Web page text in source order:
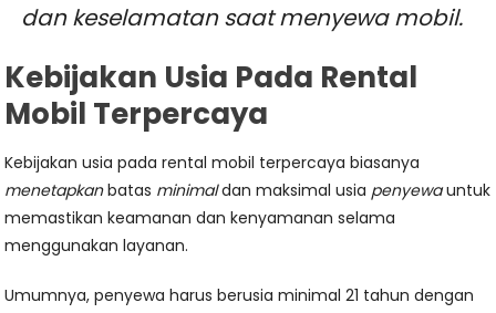
dan keselamatan saat menyewa mobil.
Kebijakan Usia Pada Rental
Mobil Terpercaya
Kebijakan usia pada rental mobil terpercaya biasanya
menetapkanbatas minimaldan maksimal usia penyewauntuk
memastikan keamanan dan kenyamanan selama
menggunakan layanan.
Umumnya, penyewa harus berusia minimal 21 tahun dengan